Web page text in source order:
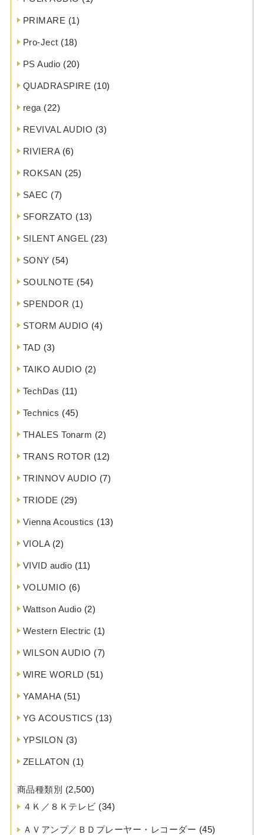
PRIMARE (1)
Pro-Ject (18)
PS Audio (20)
QUADRASPIRE (10)
rega (22)
REVIVAL AUDIO (3)
RIVIERA(6)
ROKSAN (25)
SAEC (7)
SFORZATO (13)
SILENT ANGEL(23)
SONY (54)
SOULNOTE (54)
SPENDOR (1)
STORM AUDIO (4)
TAD (3)
TAIKO AUDIO (2)
TechDas (11)
Technics (45)
THALES Tonarm (2)
TRANS ROTOR (12)
TRINNOV AUDIO (7)
TRIODE (29)
Vienna Acoustics (13)
VIOLA(2)
VIVID audio (11)
VOLUMIO (6)
Wattson Audio (2)
Western Electric (1)
WILSON AUDIO (7)
WIRE WORLD (51)
YAMAHA(51)
YG ACOUSTICS (13)
YPSILON (3)
ZELLATON (1)
商品種類別 (2,500)
４Ｋ／８Ｋテレビ (34)
ＡＶアンプ／ＢＤプレーヤー・レコーダー (45)